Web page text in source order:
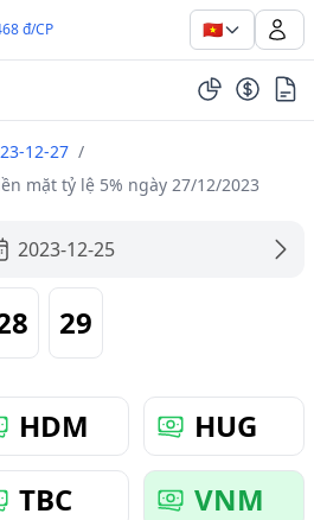
đ/CP 🇻🇳
12-27 /
mặt tỷ lệ 5% ngày 27/12/2023
2023-12-25
29
HDM
HUG
TBC
VNM